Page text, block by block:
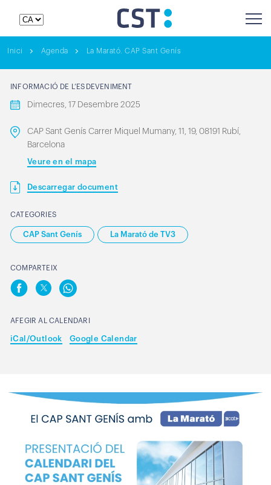
Inici Agenda La Marató. CAP Sant Genís
INFORMACIÓ DE L’ESDEVENIMENT
Dimecres, 17 Desembre 2025
CAP Sant Genís Carrer Miquel Mumany, 11, 19, 08191 Rubí,
Barcelona
Veure en el mapa
Descarregar document
CATEGORIES
CAP Sant Genís La Marató de TV3
COMPARTEIX
AFEGIR AL CALENDARI
iCal/Outlook Google Calendar